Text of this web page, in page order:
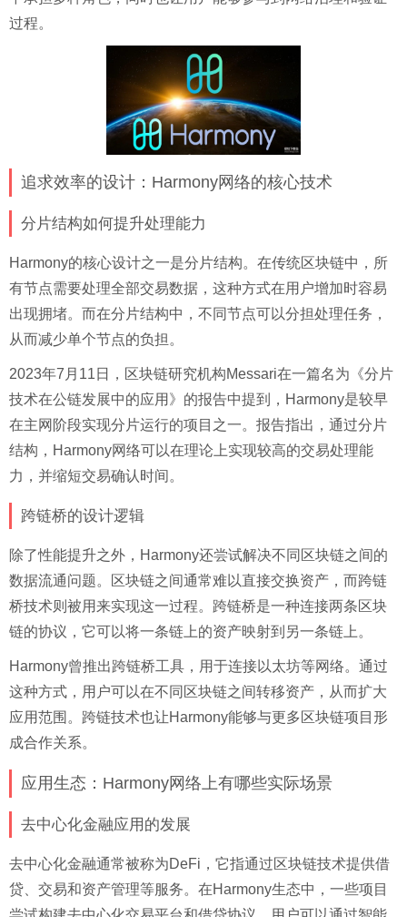
过程。
追求效率的设计：Harmony网络的核心技术
分片结构如何提升处理能力
Harmony的核心设计之一是分片结构。在传统区块链中，所
有节点需要处理全部交易数据，这种方式在用户增加时容易
出现拥堵。而在分片结构中，不同节点可以分担处理任务，
从而减少单个节点的负担。
2023年7月11日，区块链研究机构Messari在一篇名为《分片
技术在公链发展中的应用》的报告中提到，Harmony是较早
在主网阶段实现分片运行的项目之一。报告指出，通过分片
结构，Harmony网络可以在理论上实现较高的交易处理能
力，并缩短交易确认时间。
跨链桥的设计逻辑
除了性能提升之外，Harmony还尝试解决不同区块链之间的
数据流通问题。区块链之间通常难以直接交换资产，而跨链
桥技术则被用来实现这一过程。跨链桥是一种连接两条区块
链的协议，它可以将一条链上的资产映射到另一条链上。
Harmony曾推出跨链桥工具，用于连接以太坊等网络。通过
这种方式，用户可以在不同区块链之间转移资产，从而扩大
应用范围。跨链技术也让Harmony能够与更多区块链项目形
成合作关系。
应用生态：Harmony网络上有哪些实际场景
去中心化金融应用的发展
去中心化金融通常被称为DeFi，它指通过区块链技术提供借
贷、交易和资产管理等服务。在Harmony生态中，一些项目